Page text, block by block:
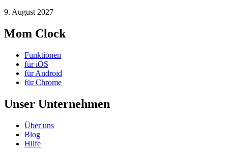
9. August 2027
Mom Clock
Funktionen
für iOS
für Android
für Chrome
Unser Unternehmen
Über uns
Blog
Hilfe